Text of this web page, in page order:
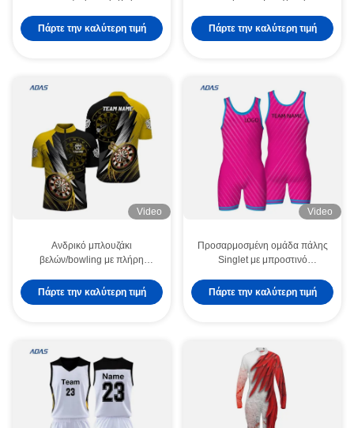
ποδοσφαίρου για άνδρες
Πάρτε την καλύτερη τιμή
παραγγελία
Πάρτε την καλύτερη τιμή
Video
Ανδρικό μπλουζάκι
βελών/bowling με πλήρη
γρήγορο στέγνωμα, αναπνέον,
Πάρτε την καλύτερη τιμή
Video
Προσαρμοσμένη ομάδα πάλης
Singlet με μπροστινό
εκτύπωση Stretch Quick Dry &
Πάρτε την καλύτερη τιμή